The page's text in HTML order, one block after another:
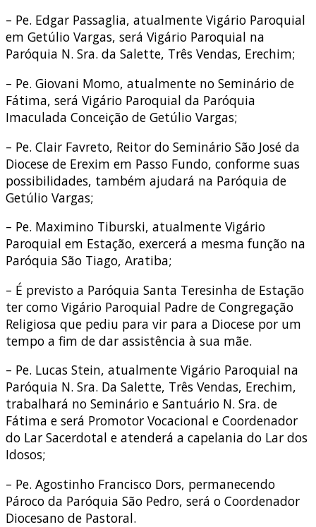
– Pe. Edgar Passaglia, atualmente Vigário Paroquial
em Getúlio Vargas, será Vigário Paroquial na
Paróquia N. Sra. da Salette, Três Vendas, Erechim;
– Pe. Giovani Momo, atualmente no Seminário de
Fátima, será Vigário Paroquial da Paróquia
Imaculada Conceição de Getúlio Vargas;
– Pe. Clair Favreto, Reitor do Seminário São José da
Diocese de Erexim em Passo Fundo, conforme suas
possibilidades, também ajudará na Paróquia de
Getúlio Vargas;
– Pe. Maximino Tiburski, atualmente Vigário
Paroquial em Estação, exercerá a mesma função na
Paróquia São Tiago, Aratiba;
– É previsto a Paróquia Santa Teresinha de Estação
ter como Vigário Paroquial Padre de Congregação
Religiosa que pediu para vir para a Diocese por um
tempo a fim de dar assistência à sua mãe.
– Pe. Lucas Stein, atualmente Vigário Paroquial na
Paróquia N. Sra. Da Salette, Três Vendas, Erechim,
trabalhará no Seminário e Santuário N. Sra. de
Fátima e será Promotor Vocacional e Coordenador
do Lar Sacerdotal e atenderá a capelania do Lar dos
Idosos;
– Pe. Agostinho Francisco Dors, permanecendo
Pároco da Paróquia São Pedro, será o Coordenador
Diocesano de Pastoral.